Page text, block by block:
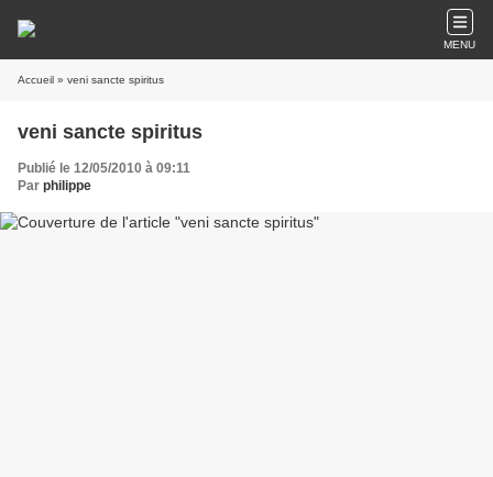
MENU
Accueil » veni sancte spiritus
veni sancte spiritus
Publié le 12/05/2010 à 09:11
Par philippe